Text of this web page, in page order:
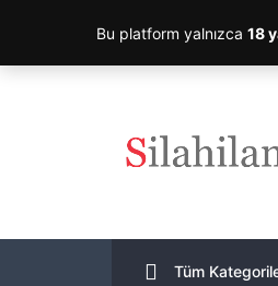
Tüm
Bu platform yalnızca 18